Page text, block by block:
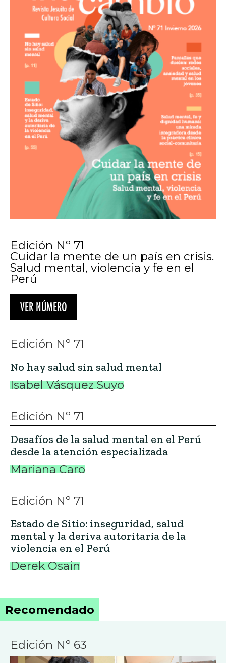
Edición Nº 71
Cuidar la mente de un país en crisis.
Salud mental, violencia y fe en el
Perú
VER NÚMERO
Edición Nº 71
No hay salud sin salud mental
Isabel Vásquez Suyo
Edición Nº 71
Desafíos de la salud mental en el Perú
desde la atención especializada
Mariana Caro
Edición Nº 71
Estado de Sitio: inseguridad, salud
mental y la deriva autoritaria de la
violencia en el Perú
Derek Osain
Recomendado
Edición Nº 63